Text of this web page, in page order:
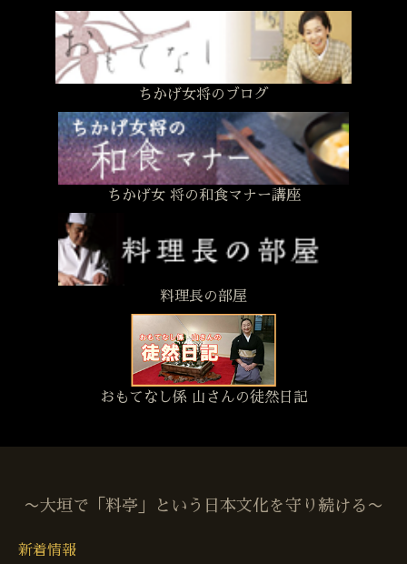
ちかげ女将のブログ
ちかげ女 将の和食マナー講座
料理長の部屋
おもてなし係 山さんの徒然日記
〜大垣で「料亭」という日本文化を守り続ける〜
新着情報